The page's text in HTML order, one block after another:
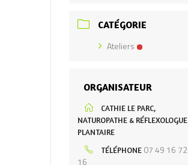
CATÉGORIE
Ateliers
ORGANISATEUR
CATHIE LE PARC,
NATUROPATHE & RÉFLEXOLOGUE
PLANTAIRE
TÉLÉPHONE 07 49 16 72
16